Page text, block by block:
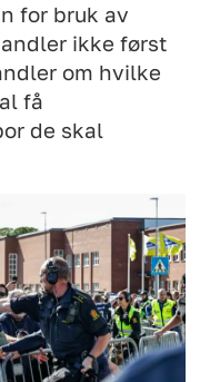
for bruk av
ikke først
om hvilke
få
de skal